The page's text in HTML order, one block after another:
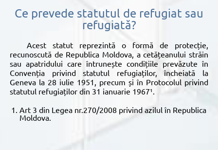
Ce prevede statutul de refugiat sau
refugiată?
Acest statut reprezintă o formă de protecție,
recunoscută de Republica Moldova, a cetățeanului străin
sau apatridului care întrunește condițiile prevăzute în
Convenția privind statutul refugiaților, încheiată la
Geneva la 28 iulie 1951, precum și în Protocolul privind
statutul refugiaților din 31 ianuarie 1967¹.
Art 3 din Legea nr.270/2008 privind azilul în Republica
Moldova.